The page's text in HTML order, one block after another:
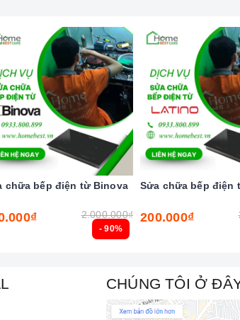
đổi
- 90%
chữa bếp điện từ Binova
2.000.000₫
Sửa chữa bếp điện
200.000₫
CHÚNG TÔI Ở